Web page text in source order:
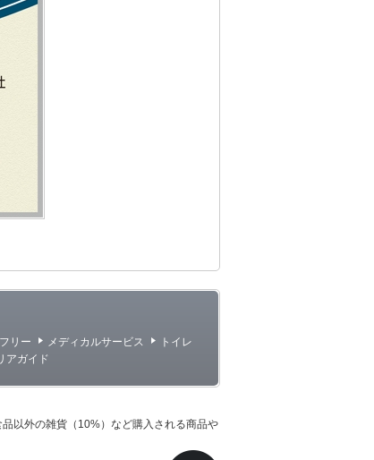
リー メディカルサービス
トイレ
アガイド
以外の雑貨（10%）など購入される商品や